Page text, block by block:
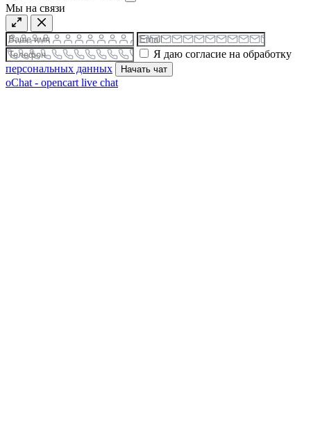
Мы на связи
Я даю согласие на обработку
персональных данных
Начать чат
oChat - opencart live chat